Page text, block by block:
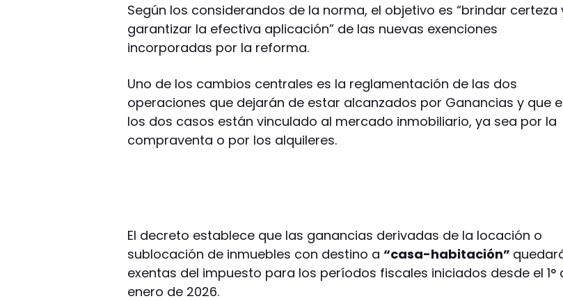
Según los considerandos de la norma, el objetivo es “brindar certeza
garantizar la efectiva aplicación” de las nuevas exenciones
incorporadas por la reforma.
Uno de los cambios centrales es la reglamentación de las dos
operaciones que dejarán de estar alcanzados por Ganancias y que
los dos casos están vinculado al mercado inmobiliario, ya sea por la
compraventa o por los alquileres.
El decreto establece que las ganancias derivadas de la locación o
sublocación de inmuebles con destino a“casa-habitación”
exentas del impuesto para los períodos fiscales iniciados desde el 1°
enero de 2026.